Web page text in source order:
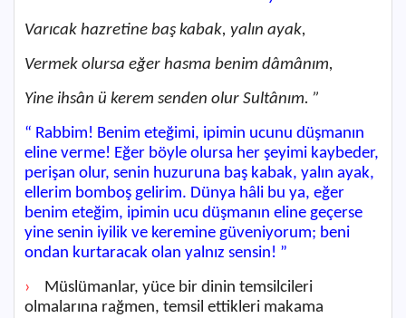
Varıcak hazretine baş kabak, yalın ayak,
Vermek olursa eğer hasma benim dâmânım,
Yine ihsân ü kerem senden olur Sultânım. ”
“ Rabbim! Benim eteğimi, ipimin ucunu düşmanın
eline verme! Eğer böyle olursa her şeyimi kaybeder,
perişan olur, senin huzuruna baş kabak, yalın ayak,
ellerim bomboş gelirim. Dünya hâli bu ya, eğer
benim eteğim, ipimin ucu düşmanın eline geçerse
yine senin iyilik ve keremine güveniyorum; beni
ondan kurtaracak olan yalnız sensin! ”
›
Müslümanlar, yüce bir dinin temsilcileri
olmalarına rağmen, temsil ettikleri makama